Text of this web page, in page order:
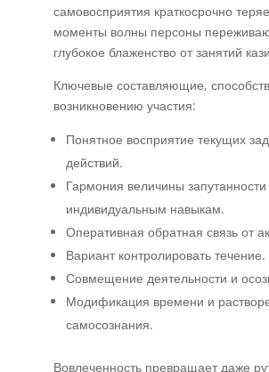
самовосприятия краткосрочно
моменты волны персоны
глубокое блаженство от занятий
Ключевые составляющие,
возникновению участия:
Понятное восприятие текущих
действий.
Гармония величины запутанности
индивидуальным навыкам.
Оперативная обратная связь от
Вариант контролировать течение.
Совмещение деятельности и
Модификация времени и
самосознания.
Вовлеченность превращает даже